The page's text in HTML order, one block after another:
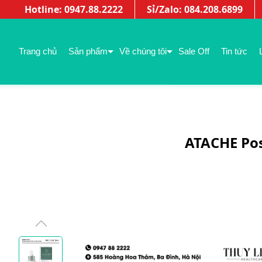
Hotline: 0947.88.2222 Sỉ/Zalo: 084.208.6899
Trang chủ Sản phẩm Về chúng tôi Sale Off Tin tức
ATACHE